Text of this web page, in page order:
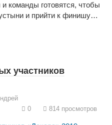
команды готовятся, чтобы
и прийти к финишу…
участников
0
814 просмотров